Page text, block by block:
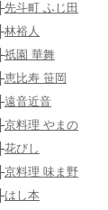
├先斗町 ふじ田
├林裕人
├祇園 華舞
├恵比寿 笹岡
├遠音近音
├京料理 やまの
├花びし
├京料理 味ま野
├はし本